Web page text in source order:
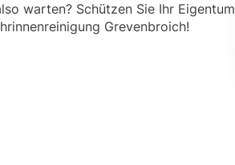
warten? Schützen Sie Ihr Eigentum
Grevenbroich!